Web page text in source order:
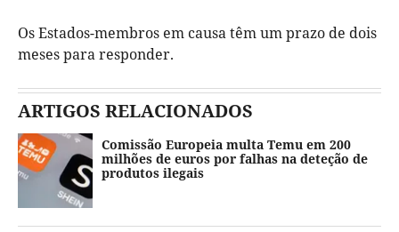
Os Estados-membros em causa têm um prazo de dois
meses para responder.
ARTIGOS RELACIONADOS
Comissão Europeia multa Temu em 200
milhões de euros por falhas na deteção de
produtos ilegais